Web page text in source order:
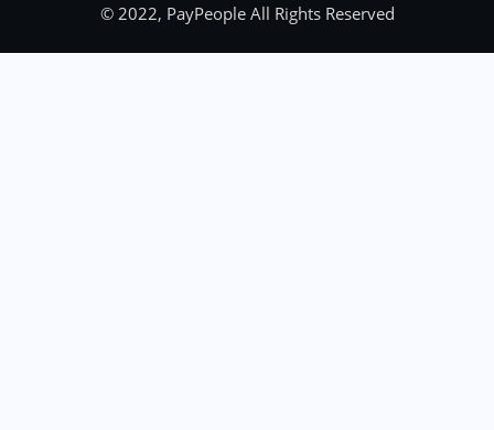
© 2022, PayPeople All Rights Reserved